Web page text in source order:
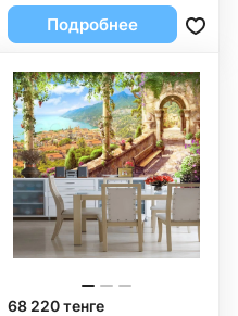
Подробнее
68 220 тенге